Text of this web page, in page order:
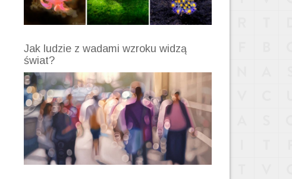
Jak ludzie z wadami wzroku widzą
świat?